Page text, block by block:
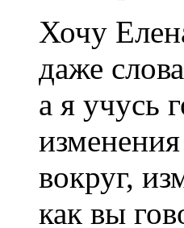
Хочу
даже
а я учусь
вокруг,
как вы